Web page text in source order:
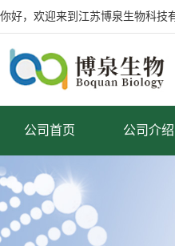
你好，欢迎来到江苏博泉生物科技
公司首页 公司介绍